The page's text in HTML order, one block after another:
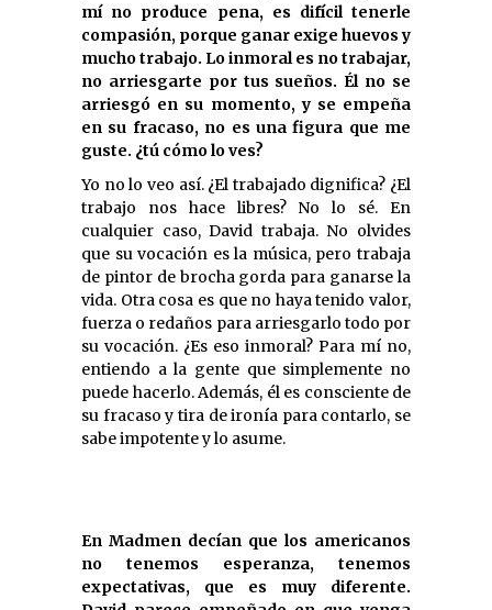
mí no produce pena, es difícil tenerle
compasión, porque ganar exige huevos y
mucho trabajo. Lo inmoral es no trabajar,
no arriesgarte por tus sueños. Él no se
arriesgó en su momento, y se empeña
en su fracaso, no es una figura que me
guste. ¿tú cómo lo ves?
Yo no lo veo así. ¿El trabajado dignifica? ¿El
trabajo nos hace libres? No lo sé. En
cualquier caso, David trabaja. No olvides
que su vocación es la música, pero trabaja
de pintor de brocha gorda para ganarse la
vida. Otra cosa es que no haya tenido valor,
fuerza o redaños para arriesgarlo todo por
su vocación. ¿Es eso inmoral? Para mí no,
entiendo a la gente que simplemente no
puede hacerlo. Además, él es consciente de
su fracaso y tira de ironía para contarlo, se
sabe impotente y lo asume.
En Madmen decían que los americanos
no tenemos esperanza, tenemos
expectativas, que es muy diferente.